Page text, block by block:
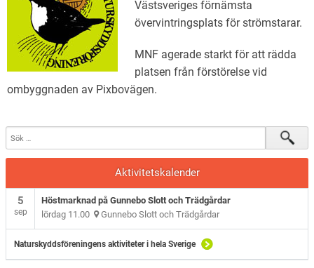
Västsveriges förnämsta
övervintringsplats för strömstarar.
MNF agerade starkt för att rädda
platsen från förstörelse vid
ombyggnaden av Pixbovägen.
Aktivitetskalender
5
sep
Höstmarknad på Gunnebo Slott och Trädgårdar
lördag 11.00 Gunnebo Slott och Trädgårdar
Naturskyddsföreningens aktiviteter i hela Sverige